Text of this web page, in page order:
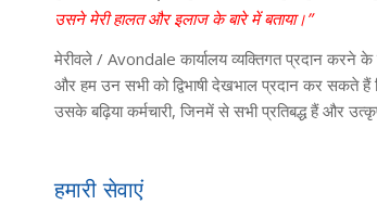
उसने मेरी हालत और इलाज के बारे में बताया।”
मेरीवले / Avondale कार्यालय व्यक्तिगत प्रदान करने
और हम उन सभी को द्विभाषी देखभाल प्रदान कर सकते हैं
उसके बढ़िया कर्मचारी, जिनमें से सभी प्रतिबद्ध हैं और
हमारी सेवाएं